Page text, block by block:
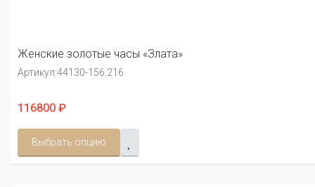
Женские золотые часы «Злата»
Артикул:44130-156.216
116800 ₽
Выбрать опцию